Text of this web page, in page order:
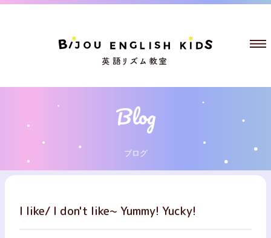
ブログ
I like/ I don't like~ Yummy! Yucky!